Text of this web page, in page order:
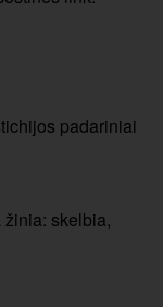
padariniai
skelbia,